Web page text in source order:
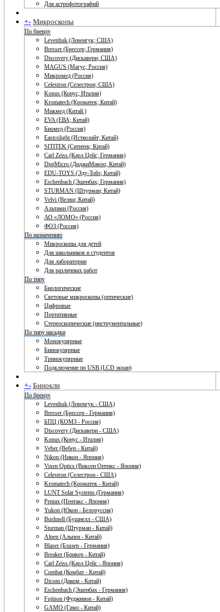
Для астрофотографий
+- Микроскопы
По бренду
Levenhuk (Левенгук; США)
Bresser (Брессер; Германия)
Discovery (Дискавери; США)
MAGUS (Магус; Россия)
Микромед (Россия)
Celestron (Селестрон; США)
Konus (Конус; Италия)
Kromatech (Кроматек; Китай)
Микмед (Китай.)
EVA (ЕВА; Китай)
Биомед (Россия)
Eastcolight (Истколайт; Китай)
SITITEK (Сититек; Китай)
Carl Zeiss (Карл Цейс; Германия)
DigiMicro (ДиджиМикро; Китай)
EDU-TOYS (Эду-Тойз; Китай)
Eschenbach (Эшенбах; Германия)
STURMAN (Штурман; Китай)
Velvi (Велви; Китай)
Альтами (Россия)
АО «ЛОМО» (Россия)
ФОЗ (Россия)
По назначению
Микроскопы для детей
Для школьников и студентов
Для лаборатории
Для различных работ
По типу
Биологические
Световые микроскопы (оптические)
Цифровые
Портативные
Стереоскопические (инструментальные)
По типу насадки
Монокулярные
Бинокулярные
Тринокулярные
Подключение по USB (LCD экран)
+- Бинокли
По бренду
Levenhuk (Левенгук - США)
Bresser (Брессер - Германия)
БПЦ (КОМЗ - Россия)
Discovery (Дискавери - США)
Konus (Конус - Италия)
Veber (Вебер - Китай)
Nikon (Никон - Япония)
Vixen Optics (Виксен Оптикс - Япония)
Celestron (Селестрон - США)
Kromatech (Кроматек - Китай)
LUNT Solar Systems (Германия)
Pentax (Пентакс - Япония)
Yukon (Юкон - Белоруссия)
Bushnell (Бушнелл - США)
Sturman (Штурман - Китай)
Alpen (Альпен - Китай)
Blaser (Блазер - Германия)
Breaker (Брикер - Китай)
Carl Zeiss (Карл Цейс - Япония)
Combat (Комбат - Китай)
Dicom (Диком - Китай)
Eschenbach (Эшенбах - Германия)
Fujinon (Фуджинон - Китай)
GAMO (Гамо - Китай)